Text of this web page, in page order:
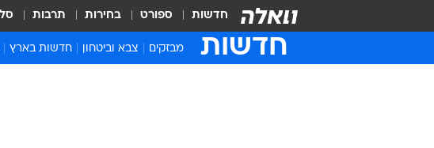
חדשות ספורט בחירות תרבות
חדשות מבזקים צבא וביטחון חדשות בארץ